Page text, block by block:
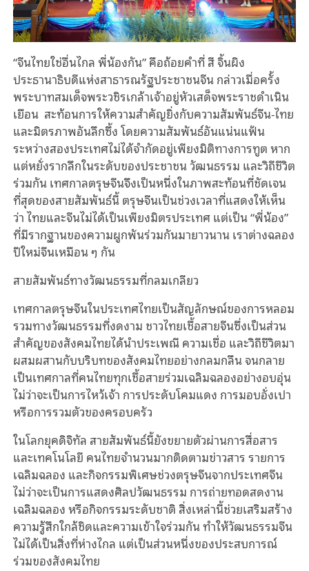
“จีนไทยใช่อื่นไกล พี่น้องกัน” คือถ้อยคำที่ สี จิ้นผิง
ประธานาธิบดีแห่งสาธารณรัฐประชาชนจีน กล่าวเมื่อครั้ง
พระบาทสมเด็จพระวชิรเกล้าเจ้าอยู่หัวเสด็จพระราชดำเนิน
เยือน สะท้อนการให้ความสำคัญยิ่งกับความสัมพันธ์จีน-ไทย
และมิตรภาพอันลึกซึ้ง โดยความสัมพันธ์อันแน่นแฟ้น
ระหว่างสองประเทศไม่ได้จำกัดอยู่เพียงมิติทางการทูต หาก
แต่หยั่งรากลึกในระดับของประชาชน วัฒนธรรม และวิถีชีวิต
ร่วมกัน เทศกาลตรุษจีนจึงเป็นหนึ่งในภาพสะท้อนที่ชัดเจน
ที่สุดของสายสัมพันธ์นี้ ตรุษจีนเป็นช่วงเวลาที่แสดงให้เห็น
ว่า ไทยและจีนไม่ได้เป็นเพียงมิตรประเทศ แต่เป็น “พี่น้อง”
ที่มีรากฐานของความผูกพันร่วมกันมายาวนาน เราต่างฉลอง
ปีใหม่จีนเหมือน ๆ กัน
สายสัมพันธ์ทางวัฒนธรรมที่กลมเกลียว
เทศกาลตรุษจีนในประเทศไทยเป็นสัญลักษณ์ของการหลอม
รวมทางวัฒนธรรมที่งดงาม ชาวไทยเชื้อสายจีนซึ่งเป็นส่วน
สำคัญของสังคมไทยได้นำประเพณี ความเชื่อ และวิถีชีวิตมา
ผสมผสานกับบริบทของสังคมไทยอย่างกลมกลืน จนกลาย
เป็นเทศกาลที่คนไทยทุกเชื้อสายร่วมเฉลิมฉลองอย่างอบอุ่น
ไม่ว่าจะเป็นการไหว้เจ้า การประดับโคมแดง การมอบอั่งเปา
หรือการรวมตัวของครอบครัว
ในโลกยุคดิจิทัล สายสัมพันธ์นี้ยังขยายตัวผ่านการสื่อสาร
และเทคโนโลยี คนไทยจำนวนมากติดตามข่าวสาร รายการ
เฉลิมฉลอง และกิจกรรมพิเศษช่วงตรุษจีนจากประเทศจีน
ไม่ว่าจะเป็นการแสดงศิลปวัฒนธรรม การถ่ายทอดสดงาน
เฉลิมฉลอง หรือกิจกรรมระดับชาติ สิ่งเหล่านี้ช่วยเสริมสร้าง
ความรู้สึกใกล้ชิดและความเข้าใจร่วมกัน ทำให้วัฒนธรรมจีน
ไม่ได้เป็นสิ่งที่ห่างไกล แต่เป็นส่วนหนึ่งของประสบการณ์
ร่วมของสังคมไทย